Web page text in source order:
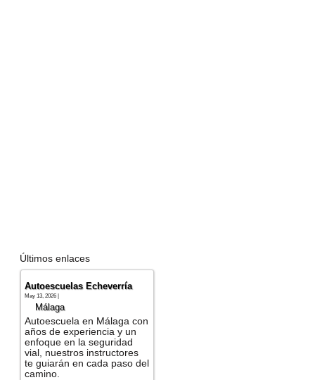
Últimos enlaces
Autoescuelas Echeverría
May 13, 2026 |
Málaga
Autoescuela en Málaga con
años de experiencia y un
enfoque en la seguridad
vial, nuestros instructores
te guiarán en cada paso del
camino.